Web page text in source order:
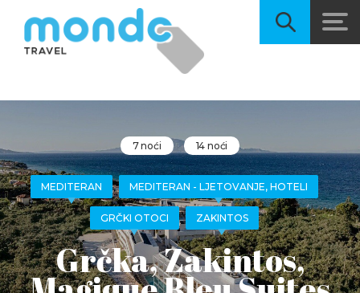
7 noći 14 noći
MEDITERAN MEDITERAN - LJETOVANJE, HOTELI
GRČKI OTOCI ZAKINTOS
Grčka, Zakintos,